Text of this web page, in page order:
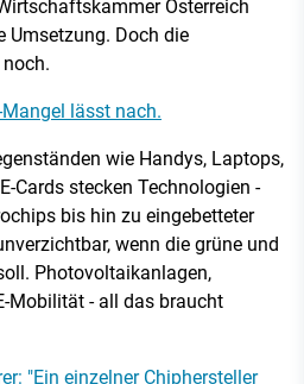
Österreich
Umsetzung. Doch die
Mangel lässt nach.
wie Handys, Laptops,
Cards stecken Technologien -
bis hin zu eingebetteter
wenn die grüne und
Photovoltaikanlagen,
Mobilität - all das braucht
"Ein einzelner Chiphersteller